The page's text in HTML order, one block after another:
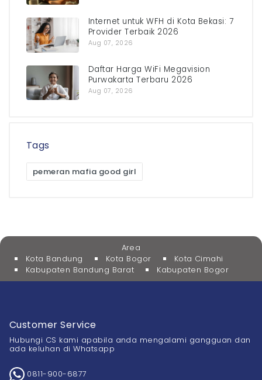
Internet untuk WFH di Kota Bekasi: 7
Provider Terbaik 2026
Aug 07, 2026
Daftar Harga WiFi Megavision
Purwakarta Terbaru 2026
Aug 07, 2026
Tags
pemeran mafia good girl
Area
Kota Bandung
Kota Bogor
Kota Cimahi
Kabupaten Bandung Barat
Kabupaten Bogor
Customer Service
Hubungi CS kami apabila anda mengalami gangguan dan
ada keluhan di Whatsapp
0811-900-6877